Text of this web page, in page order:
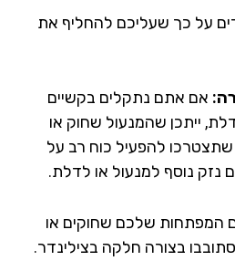
כך שעליכם להחליף את
אתם נתקלים בקשיים
שהמנעול שחוק או
להפעיל כוח רב על
למנעול או לדלת.
שלכם שחוקים או
בצורה חלקה בצילינדר.